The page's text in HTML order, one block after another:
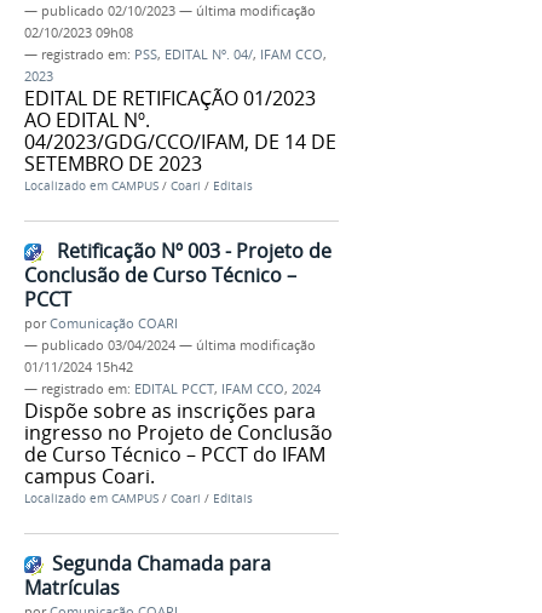
— publicado 02/10/2023 — última modificação
02/10/2023 09h08
— registrado em: PSS, EDITAL Nº. 04/, IFAM CCO,
2023
EDITAL DE RETIFICAÇÃO 01/2023
AO EDITAL Nº.
04/2023/GDG/CCO/IFAM, DE 14 DE
SETEMBRO DE 2023
Localizado em CAMPUS / Coari / Editais
Retificação Nº 003 - Projeto de
Conclusão de Curso Técnico –
PCCT
porComunicação COARI
— publicado 03/04/2024 — última modificação
01/11/2024 15h42
— registrado em: EDITAL PCCT, IFAM CCO, 2024
Dispõe sobre as inscrições para
ingresso no Projeto de Conclusão
de Curso Técnico – PCCT do IFAM
campus Coari.
Localizado em CAMPUS / Coari / Editais
Segunda Chamada para
Matrículas